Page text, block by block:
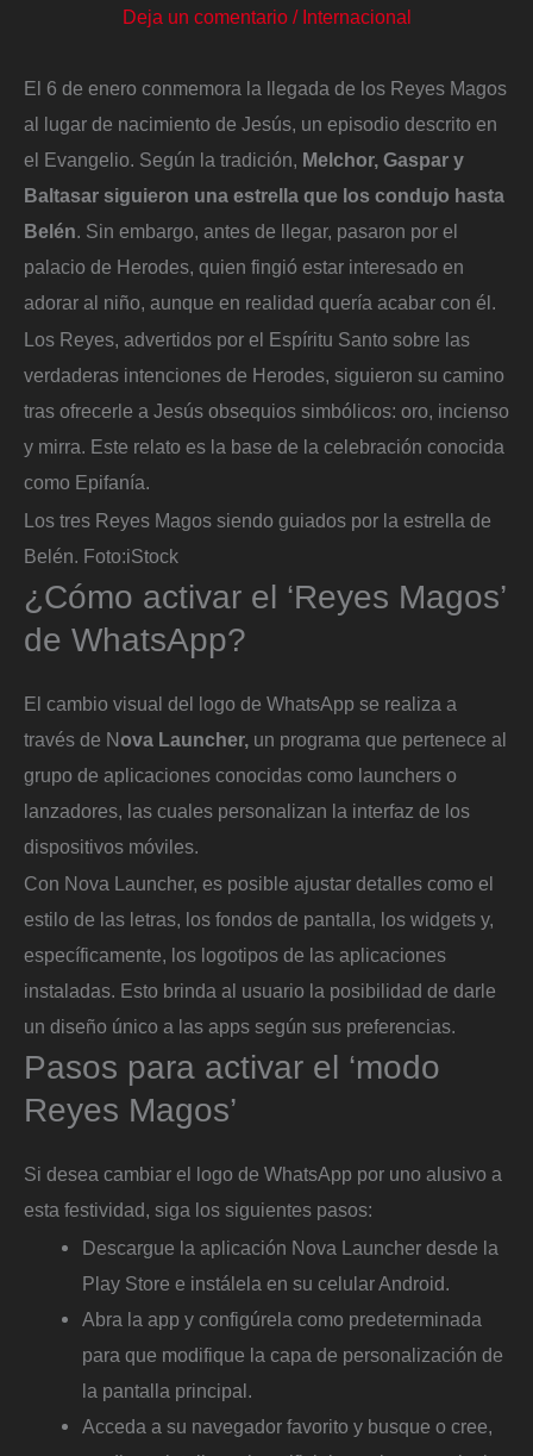
Deja un comentario / Internacional
El 6 de enero conmemora la llegada de los Reyes Magos
al lugar de nacimiento de Jesús, un episodio descrito en
el Evangelio. Según la tradición, Melchor, Gaspar y
Baltasar siguieron una estrella que los condujo hasta
Belén. Sin embargo, antes de llegar, pasaron por el
palacio de Herodes, quien fingió estar interesado en
adorar al niño, aunque en realidad quería acabar con él.
Los Reyes, advertidos por el Espíritu Santo sobre las
verdaderas intenciones de Herodes, siguieron su camino
tras ofrecerle a Jesús obsequios simbólicos: oro, incienso
y mirra. Este relato es la base de la celebración conocida
como Epifanía.
Los tres Reyes Magos siendo guiados por la estrella de
Belén. Foto:iStock
¿Cómo activar el ‘Reyes Magos’
de WhatsApp?
El cambio visual del logo de WhatsApp se realiza a
través de Nova Launcher, un programa que pertenece al
grupo de aplicaciones conocidas como launchers o
lanzadores, las cuales personalizan la interfaz de los
dispositivos móviles.
Con Nova Launcher, es posible ajustar detalles como el
estilo de las letras, los fondos de pantalla, los widgets y,
específicamente, los logotipos de las aplicaciones
instaladas. Esto brinda al usuario la posibilidad de darle
un diseño único a las apps según sus preferencias.
Pasos para activar el ‘modo
Reyes Magos’
Si desea cambiar el logo de WhatsApp por uno alusivo a
esta festividad, siga los siguientes pasos:
Descargue la aplicación Nova Launcher desde la
Play Store e instálela en su celular Android.
Abra la app y configúrela como predeterminada
para que modifique la capa de personalización de
la pantalla principal.
Acceda a su navegador favorito y busque o cree,